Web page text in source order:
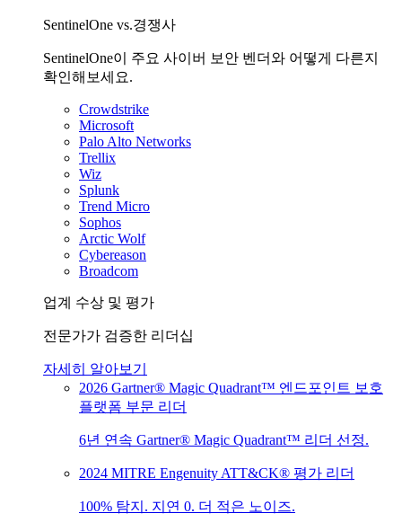
SentinelOne vs.경쟁사
SentinelOne이 주요 사이버 보안 벤더와 어떻게 다른지
확인해보세요.
Crowdstrike
Microsoft
Palo Alto Networks
Trellix
Wiz
Splunk
Trend Micro
Sophos
Arctic Wolf
Cybereason
Broadcom
업계 수상 및 평가
전문가가 검증한 리더십
자세히 알아보기
2026 Gartner® Magic Quadrant™ 엔드포인트 보호
플랫폼 부문 리더
6년 연속 Gartner® Magic Quadrant™ 리더 선정.
2024 MITRE Engenuity ATT&CK® 평가 리더
100% 탐지. 지연 0. 더 적은 노이즈.